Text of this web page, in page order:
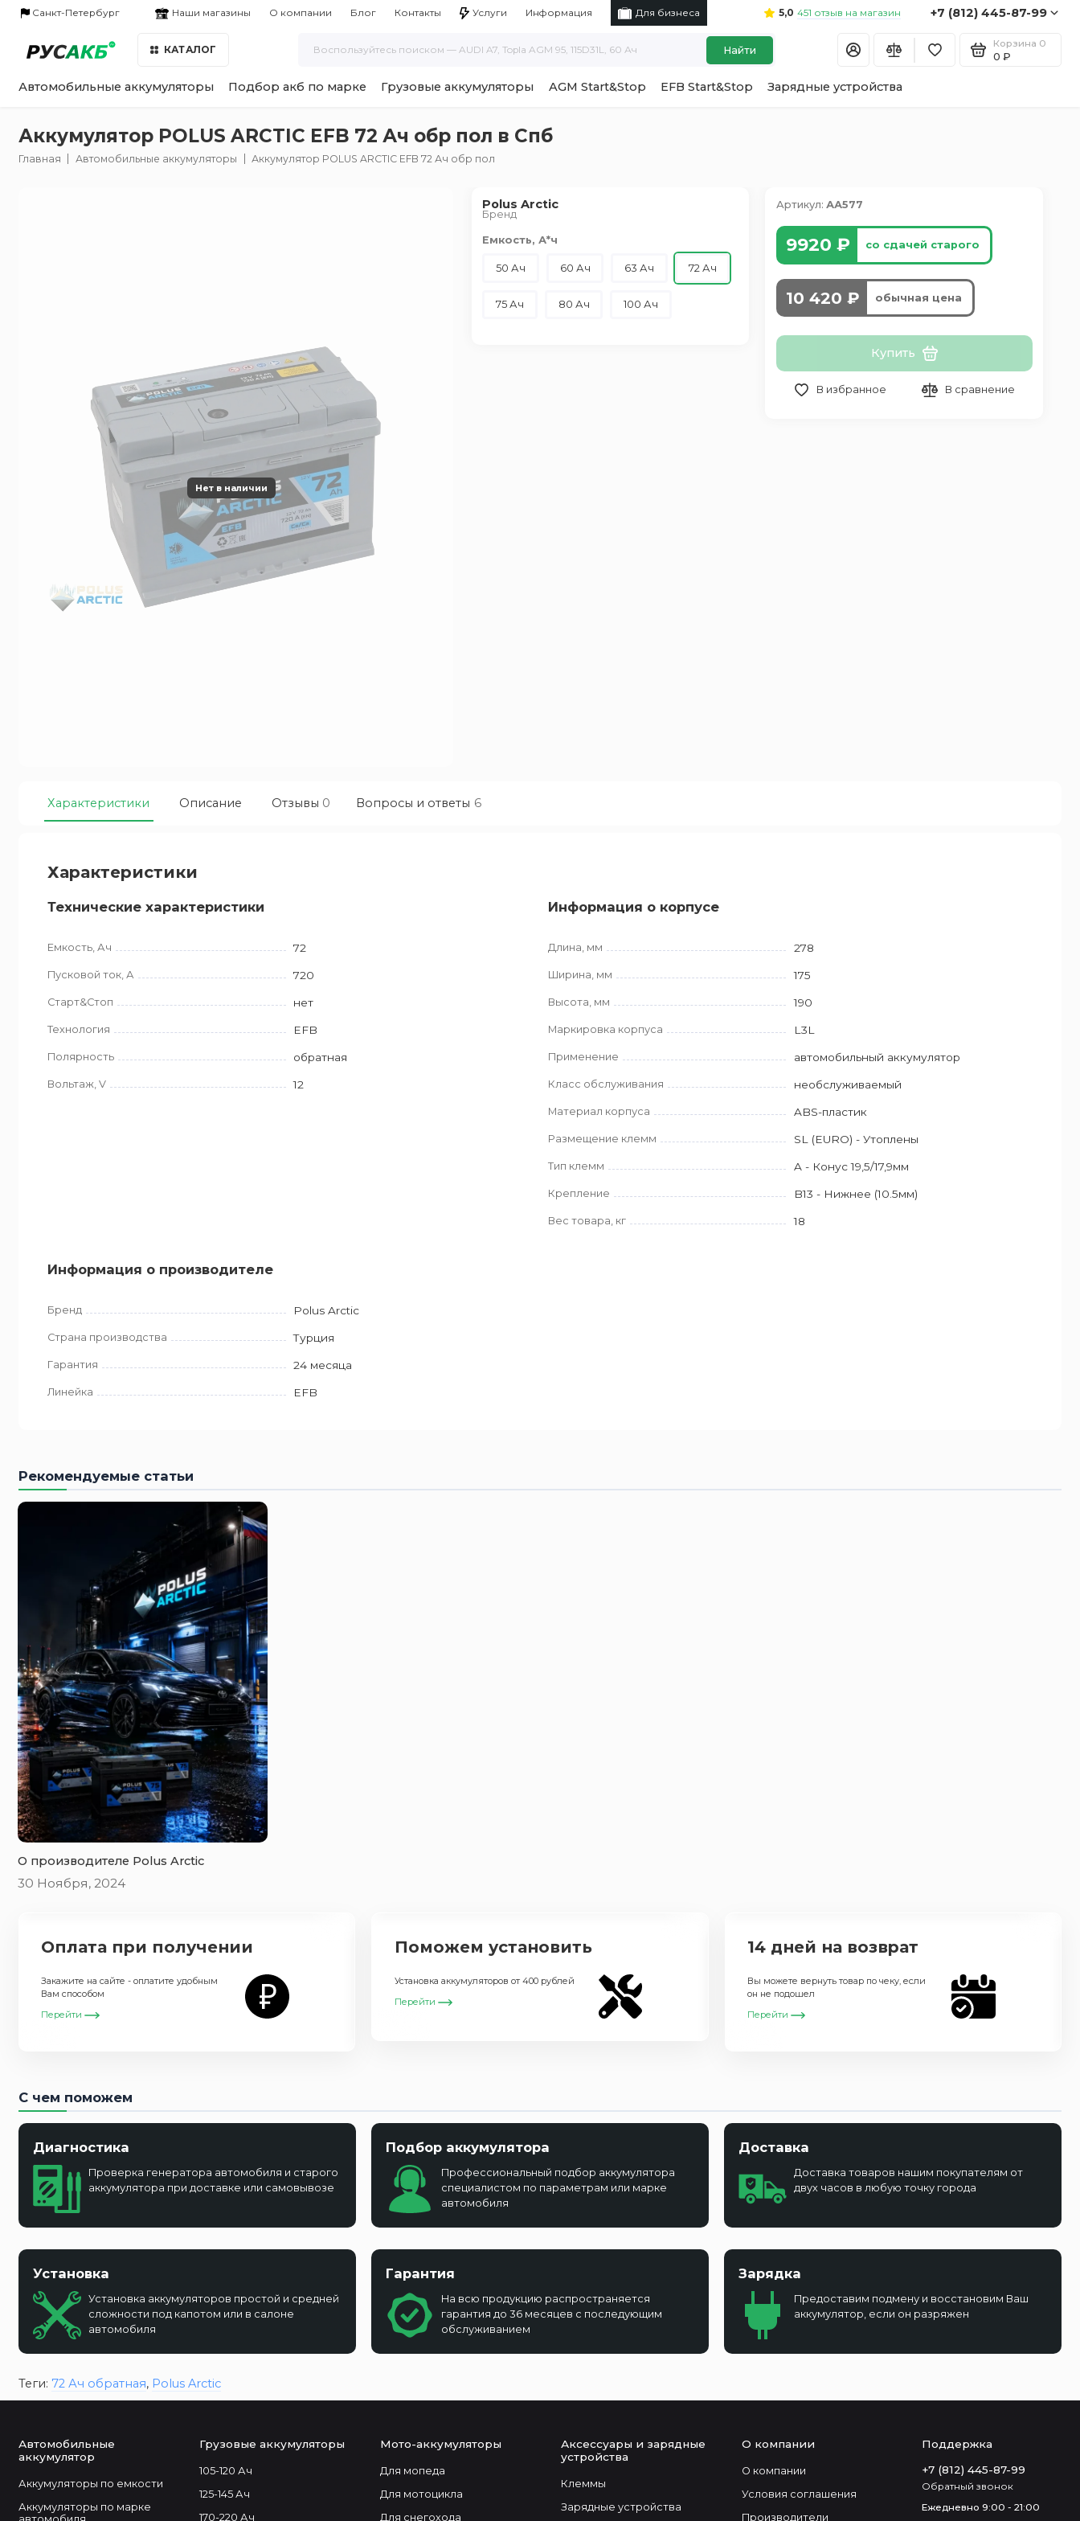
Санкт-Петербург Наши магазины О компании Блог Контакты Услуги Информация Для бизнеса 5,0 451 отзыв на магазин +7 (812) 445-87-99
КАТАЛОГ Найти
Корзина 0
0 ₽
Автомобильные аккумуляторы Подбор акб по марке Грузовые аккумуляторы AGM Start&Stop EFB Start&Stop Зарядные устройства
Аккумулятор POLUS ARCTIC EFB 72 Ач обр пол в Спб
Главная Автомобильные аккумуляторы Аккумулятор POLUS ARCTIC EFB 72 Ач обр пол
Нет в наличии
Polus Arctic
Бренд
Емкость, А*ч
50 Ач 60 Ач 63 Ач 72 Ач
75 Ач 80 Ач 100 Ач
Артикул:АА577
9920 ₽ со сдачей старого
10 420 ₽ обычная цена
Купить
В избранное В сравнение
Характеристики Описание Отзывы 0 Вопросы и ответы 6
Характеристики
Технические характеристики
Емкость, Ач 72
Пусковой ток, А 720
Старт&Стоп нет
Технология EFB
Полярность обратная
Вольтаж, V 12
Информация о корпусе
Длина, мм 278
Ширина, мм 175
Высота, мм 190
Маркировка корпуса L3L
Применение автомобильный аккумулятор
Класс обслуживания необслуживаемый
Материал корпуса ABS-пластик
Размещение клемм SL (EURO) - Утоплены
Тип клемм A - Конус 19,5/17,9мм
Крепление B13 - Нижнее (10.5мм)
Вес товара, кг 18
Информация о производителе
Бренд Polus Arctic
Страна производства Турция
Гарантия 24 месяца
Линейка EFB
Рекомендуемые статьи
O производителе Polus Arctic
30 Ноября, 2024
Оплата при получении
Закажите на сайте - оплатите удобным
Вам способом
Перейти
Поможем установить
Установка аккумуляторов от 400 рублей
Перейти
14 дней на возврат
Вы можете вернуть товар по чеку, если
он не подошел
Перейти
С чем поможем
Диагностика
Проверка генератора автомобиля и старого
аккумулятора при доставке или самовывозе
Подбор аккумулятора
Профессиональный подбор аккумулятора
специалистом по параметрам или марке
автомобиля
Доставка
Доставка товаров нашим покупателям от
двух часов в любую точку города
Установка
Установка аккумуляторов простой и средней
сложности под капотом или в салоне
автомобиля
Гарантия
На всю продукцию распространяется
гарантия до 36 месяцев с последующим
обслуживанием
Зарядка
Предоставим подмену и восстановим Ваш
аккумулятор, если он разряжен
Теги: 72 Ач обратная, Polus Arctic
Автомобильные
аккумулятор
Аккумуляторы по емкости
Аккумуляторы по марке
Грузовые аккумуляторы
105-120 Ач
125-145 Ач
170-220 Ач
Мото-аккумуляторы
Для мопеда
Для мотоцикла
Для снегохода
Аксессуары и зарядные
устройства
Клеммы
Зарядные устройства
О компании
О компании
Условия соглашения
Производители
Поддержка
+7 (812) 445-87-99
Обратный звонок
Ежедневно 9:00 - 21:00